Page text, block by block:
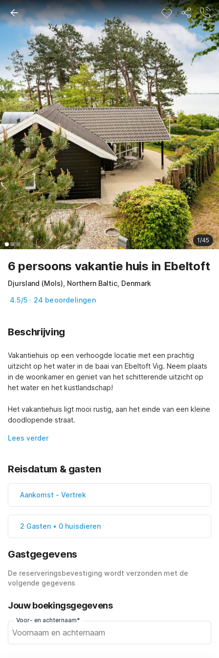
1/45
6 persoons vakantie huis in Ebeltoft
Djursland (Mols), Northern Baltic, Denmark
4.5/5 · 24 beoordelingen
Beschrijving
Vakantiehuis op een verhoogde locatie met een prachtig
uitzicht op het water in de baai van Ebeltoft Vig. Neem plaats
in de woonkamer en geniet van het schitterende uitzicht op
het water en het kustlandschap!
Het vakantiehuis ligt mooi rustig, aan het einde van een kleine
doodlopende straat.
Lees verder
Reisdatum & gasten
Aankomst - Vertrek
2 Gasten • 0 huisdieren
Gastgegevens
De reserveringsbevestiging wordt verzonden met de
volgende gegevens
Jouw boekingsgegevens
Voor- en achternaam*